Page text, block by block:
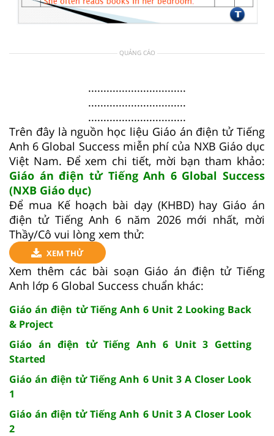
QUẢNG CÁO
................................
................................
................................
Trên đây là nguồn học liệu Giáo án điện tử Tiếng
Anh 6 Global Success miễn phí của NXB Giáo dục
Việt Nam. Để xem chi tiết, mời bạn tham khảo:
Giáo án điện tử Tiếng Anh 6 Global Success
(NXB Giáo dục)
Để mua Kế hoạch bài dạy (KHBD) hay Giáo án
điện tử Tiếng Anh 6 năm 2026 mới nhất, mời
Thầy/Cô vui lòng xem thử:
XEM THỬ
Xem thêm các bài soạn Giáo án điện tử Tiếng
Anh lớp 6 Global Success chuẩn khác:
Giáo án điện tử Tiếng Anh 6 Unit 2 Looking Back
& Project
Giáo án điện tử Tiếng Anh 6 Unit 3 Getting
Started
Giáo án điện tử Tiếng Anh 6 Unit 3 A Closer Look
1
Giáo án điện tử Tiếng Anh 6 Unit 3 A Closer Look
2